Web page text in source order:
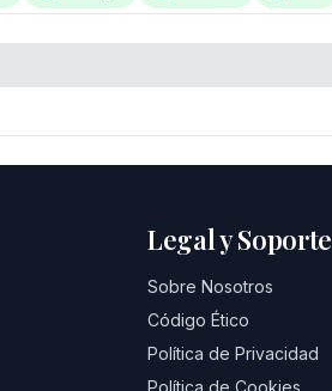
Legal y Soporte
Sobre Nosotros
Código Ético
Política de Privacidad
Política de Cookies